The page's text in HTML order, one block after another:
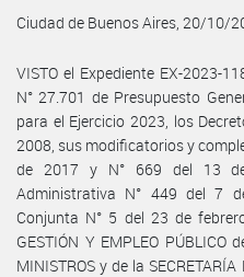
Ciudad de Buenos Aires, 20/10/
VISTO el Expediente EX-2023-
N° 27.701 de Presupuesto
para el Ejercicio 2023, los
2008, sus modificatorios y
de 2017 y N° 669 del 13
Administrativa N° 449 del 7
Conjunta N° 5 del 23 de
GESTIÓN Y EMPLEO PÚBLICO
MINISTROS y de la